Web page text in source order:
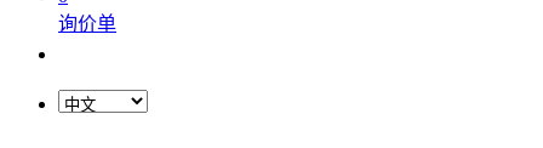
询价单